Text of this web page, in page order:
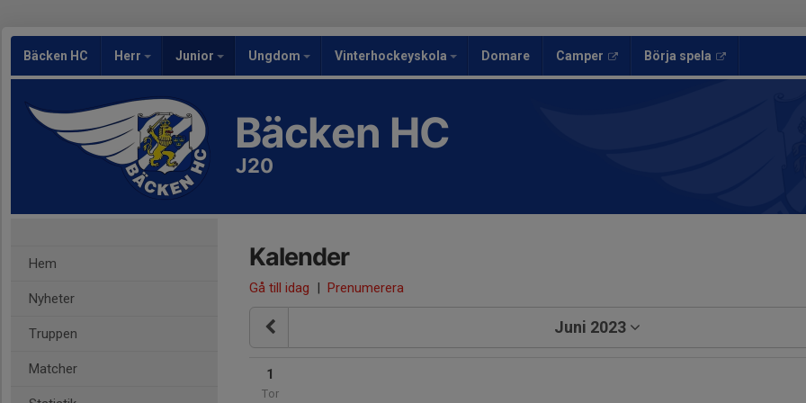
Bäcken HC Herr Junior Ungdom Vinterhockeyskola Domare Camper Börja spela
Bäcken HC
J20
Hem
Nyheter
Truppen
Matcher
Kalender
Gå till idag | Prenumerera
Juni 2023
1
Tor